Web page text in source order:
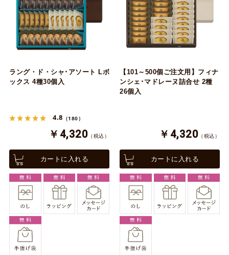
ラング・ド・シャ･アソート Lボ
ックス 4種30個入
4.8 （180）
￥4,320 （税込）
カートに入れる
【101～500個ご注文用】フィナ
ンシェ･マドレーヌ詰合せ 2種
26個入
￥4,320 （税込）
カートに入れる